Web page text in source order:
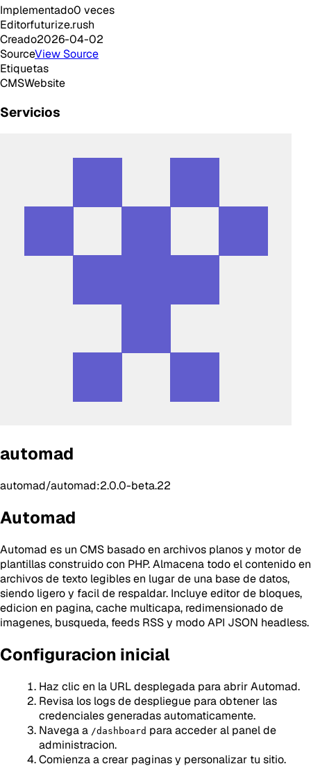
Implementado0 veces
Editorfuturize.rush
Creado2026-04-02
SourceView Source
Etiquetas
CMSWebsite
Servicios
automad
automad/automad:2.0.0-beta.22
Automad
Automad es un CMS basado en archivos planos y motor de
plantillas construido con PHP. Almacena todo el contenido en
archivos de texto legibles en lugar de una base de datos,
siendo ligero y facil de respaldar. Incluye editor de bloques,
edicion en pagina, cache multicapa, redimensionado de
imagenes, busqueda, feeds RSS y modo API JSON headless.
Configuracion inicial
Haz clic en la URL desplegada para abrir Automad.
Revisa los logs de despliegue para obtener las
credenciales generadas automaticamente.
Navega a /dashboard para acceder al panel de
administracion.
Comienza a crear paginas y personalizar tu sitio.